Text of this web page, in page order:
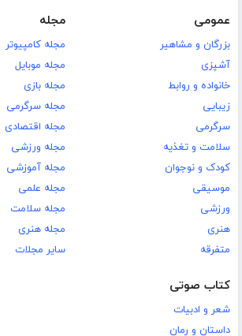
عمومی
بزرگان و مشاهیر
آشپزی
خانواده و روابط
زیبایی
سرگرمی
سلامت و تغذیه
کودک و نوجوان
موسیقی
ورزشی
هنری
متفرقه
مجله
مجله کامپیوتر
مجله موبایل
مجله بازی
مجله سرگرمی
مجله اقتصادی
مجله ورزشی
مجله آموزشی
مجله علمی
مجله سلامت
مجله هنری
سایر مجلات
کتاب صوتی
شعر و ادبیات
داستان و رمان